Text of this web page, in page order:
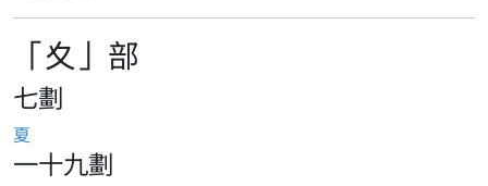
「夊」部
七劃
夏
一十九劃